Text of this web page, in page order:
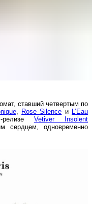
ставший четвертым по
, Rose Silence и
L’Eau
Vetiver Insolent
сердцем, одновременно